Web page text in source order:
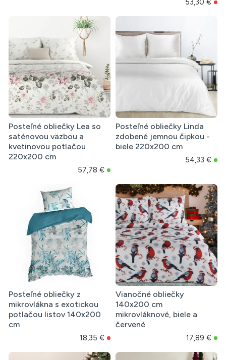
53,30 €
Posteľné obliečky Lea so
saténovou väzbou a
kvetinovou potlačou
220x200 cm
57,78 €
Posteľné obliečky Linda
zdobené jemnou čipkou -
biele 220x200 cm
54,33 €
Posteľné obliečky z
mikrovlákna s exotickou
potlačou listov 140x200
cm
18,35 €
Vianočné obliečky
140x200 cm
mikrovláknové, biele a
červené
17,89 €